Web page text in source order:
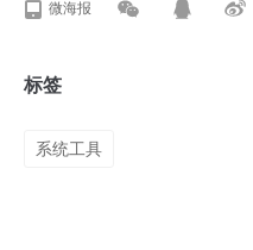
微海报
标签
系统工具